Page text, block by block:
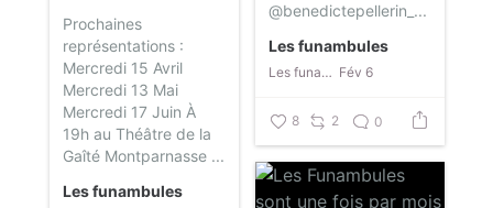
Prochaines
représentations :
Mercredi 15 Avril
Mercredi 13 Mai
Mercredi 17 Juin À
19h au Théâtre de la
Gaîté Montparnasse ...
Les funambules
@benedictepellerin_...
Les funambules
Les funambules Fév 6
8 2 0